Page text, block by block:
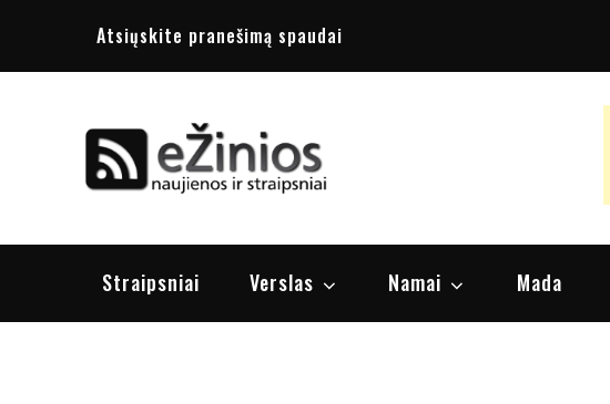
Atsiųskite pranešimą spaudai
Straipsniai Verslas Namai Mada